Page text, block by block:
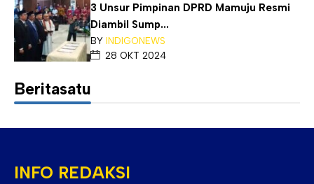
3 Unsur Pimpinan DPRD Mamuju Resmi
Diambil Sump...
BY INDIGONEWS
28 OKT 2024
Beritasatu
INFO REDAKSI